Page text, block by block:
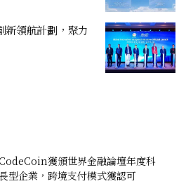
新領航計劃，聚力
獲頒世界金融論壇年度科
型企業，跨境支付模式獲認可